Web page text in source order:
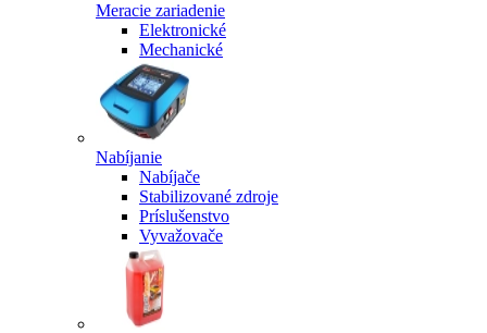
Meracie zariadenie
Elektronické
Mechanické
Nabíjanie
Nabíjače
Stabilizované zdroje
Príslušenstvo
Vyvažovače